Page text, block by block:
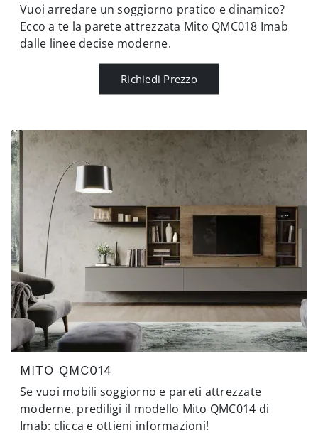
Vuoi arredare un soggiorno pratico e dinamico?
Ecco a te la parete attrezzata Mito QMC018 Imab
dalle linee decise moderne.
Richiedi Prezzo
MITO QMC014
Se vuoi mobili soggiorno e pareti attrezzate
moderne, prediligi il modello Mito QMC014 di
Imab: clicca e ottieni informazioni!